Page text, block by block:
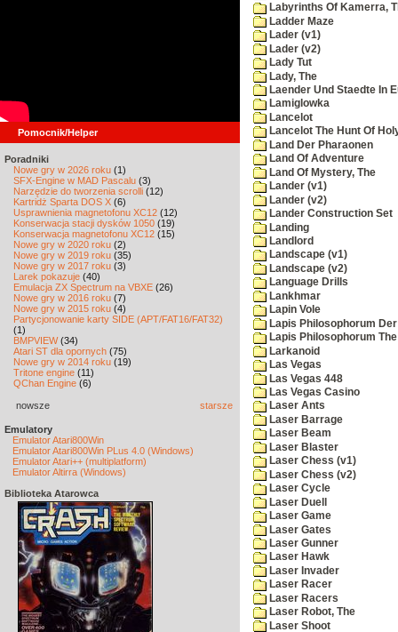
Pomocnik/Helper
Poradniki
Nowe gry w 2026 roku (1)
SFX-Engine w MAD Pascalu (3)
Narzędzie do tworzenia scrolli (12)
Kartridż Sparta DOS X (6)
Usprawnienia magnetofonu XC12 (12)
Konserwacja stacji dysków 1050 (19)
Konserwacja magnetofonu XC12 (15)
Nowe gry w 2020 roku (2)
Nowe gry w 2019 roku (35)
Nowe gry w 2017 roku (3)
Larek pokazuje (40)
Emulacja ZX Spectrum na VBXE (26)
Nowe gry w 2016 roku (7)
Nowe gry w 2015 roku (4)
Partycjonowanie karty SIDE (APT/FAT16/FAT32)
(1)
BMPVIEW(34)
Atari ST dla opornych (75)
Nowe gry w 2014 roku (19)
Tritone engine (11)
QChan Engine (6)
nowsze starsze
Emulatory
Emulator Atari800Win
Emulator Atari800Win PLus 4.0 (Windows)
Emulator Atari++ (multiplatform)
Emulator Altirra (Windows)
Biblioteka Atarowca
Labyrinths Of Kamerra,
Ladder Maze
Lader (v1)
Lader (v2)
Lady Tut
Lady, The
Laender Und Staedte In
Lamiglowka
Lancelot
Lancelot The Hunt Of
Land Der Pharaonen
Land Of Adventure
Land Of Mystery, The
Lander (v1)
Lander (v2)
Lander Construction Set
Landing
Landlord
Landscape (v1)
Landscape (v2)
Language Drills
Lankhmar
Lapin Vole
Lapis Philosophorum
Lapis Philosophorum
Larkanoid
Las Vegas
Las Vegas 448
Las Vegas Casino
Laser Ants
Laser Barrage
Laser Beam
Laser Blaster
Laser Chess (v1)
Laser Chess (v2)
Laser Cycle
Laser Duell
Laser Game
Laser Gates
Laser Gunner
Laser Hawk
Laser Invader
Laser Racer
Laser Racers
Laser Robot, The
Laser Shoot